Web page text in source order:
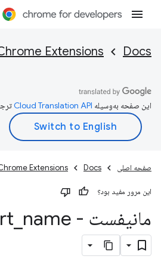
Docs
Extensions
این صفحه به‌وسیله
صفحه اصلی Docs
Extensions
این مرور مفید بود؟
مانیفست - short name